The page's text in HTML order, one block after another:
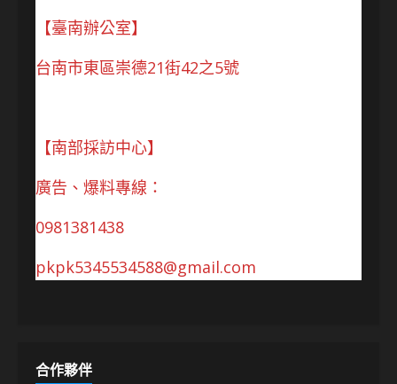
【臺南辦公室】
台南市東區崇德21街42之5號
【南部採訪中心】
廣告、爆料專線：
0981381438
pkpk5345534588@gmail.com
合作夥伴